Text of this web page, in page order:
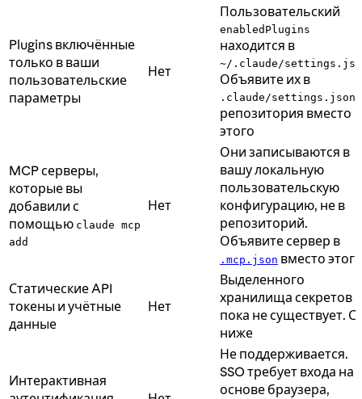
Plugins включённые
только в ваши
пользовательские
параметры
Нет
Пользовательский
enabledPlugins
находится в
~/.claude/
Объявите их в
.claude/settings.json
репозитория вместо
этого
MCP серверы,
которые вы
добавили с
помощью claude mcp
add
Нет
Они записываются в
вашу локальную
пользовательскую
конфигурацию, не в
репозиторий.
Объявите сервер в
.mcp.json вместо этого
Статические API
токены и учётные
данные
Нет
Выделенного
хранилища секретов
пока не существует.
ниже
Интерактивная
Не поддерживается.
SSO требует входа на
основе браузера,